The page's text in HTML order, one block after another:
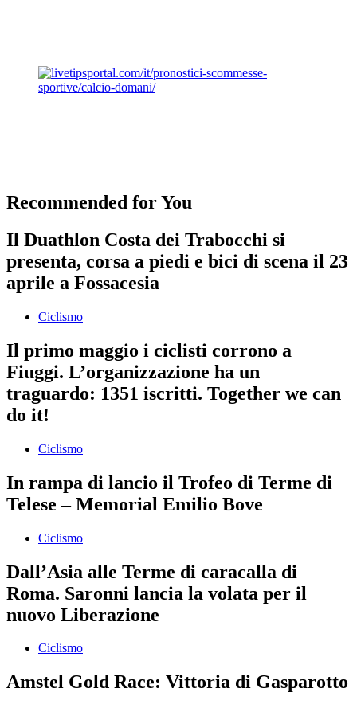
Recommended for You
Il Duathlon Costa dei Trabocchi si
presenta, corsa a piedi e bici di scena il 23
aprile a Fossacesia
Ciclismo
Il primo maggio i ciclisti corrono a
Fiuggi. L’organizzazione ha un
traguardo: 1351 iscritti. Together we can
do it!
Ciclismo
In rampa di lancio il Trofeo di Terme di
Telese – Memorial Emilio Bove
Ciclismo
Dall’Asia alle Terme di caracalla di
Roma. Saronni lancia la volata per il
nuovo Liberazione
Ciclismo
Amstel Gold Race: Vittoria di Gasparotto